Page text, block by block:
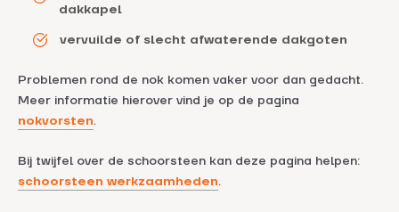
dakkapel
vervuilde of slecht afwaterende dakgoten
Problemen rond de nok komen vaker voor dan gedacht.
Meer informatie hierover vind je op de pagina
nokvorsten.
Bij twijfel over de schoorsteen kan deze pagina helpen:
schoorsteen werkzaamheden.